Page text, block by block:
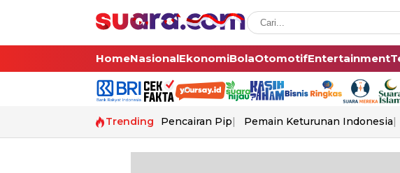
HomeNasionalEkonomiBolaOtomotifEntertainment
Trending Pencairan Pip Pemain Keturunan Indonesia